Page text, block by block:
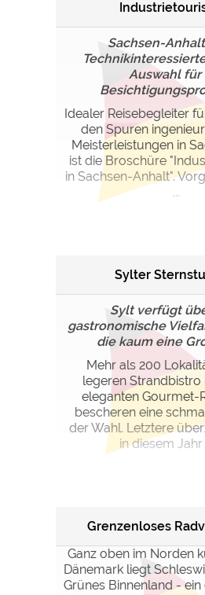
Sachsen-
Auswahl für
Idealer Reisebegleiter
den Spuren
Meisterleistungen in
ist die Broschüre
in Sachsen-Anhalt".
...
Sylter
Sylt verfügt
gastronomische
die kaum eine
Mehr als 200
legeren Strandbistro
eleganten Gourmet-
bescheren eine
der Wahl. Letztere
in diesem Jahr
Grenzenloses
Ganz oben im Norden
Dänemark liegt
Grünes Binnenland -